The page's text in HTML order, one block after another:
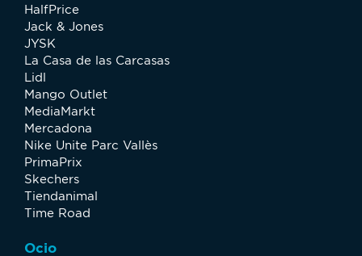
HalfPrice
Jack & Jones
JYSK
La Casa de las Carcasas
Lidl
Mango Outlet
MediaMarkt
Mercadona
Nike Unite Parc Vallès
PrimaPrix
Skechers
Tiendanimal
Time Road
Ocio